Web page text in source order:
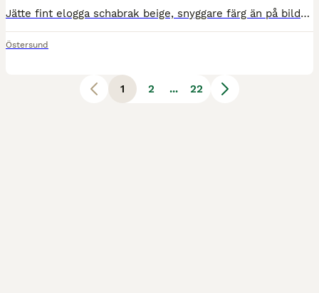
Jätte fint elogga schabrak beige, snyggare färg än på bilden. Använt sparsamt på tävling så i väldigt fint skick.
Östersund
1 2 ... 22